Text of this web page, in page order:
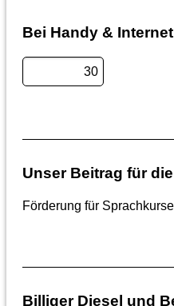
Bei Handy &
Unser Beitrag für
Förderung für
Billiger Diesel und